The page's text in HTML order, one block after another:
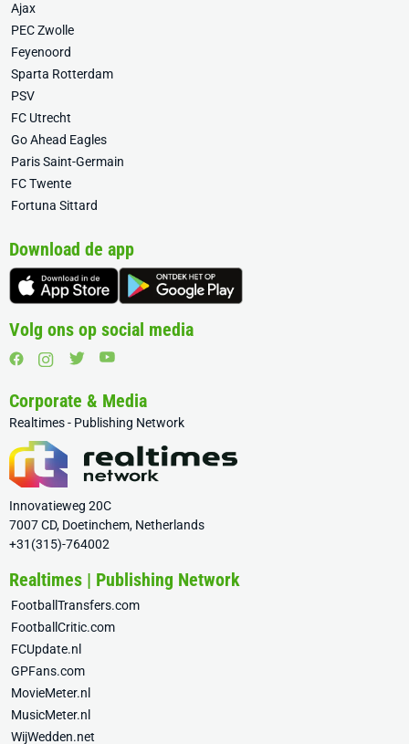
Ajax
PEC Zwolle
Feyenoord
Sparta Rotterdam
PSV
FC Utrecht
Go Ahead Eagles
Paris Saint-Germain
FC Twente
Fortuna Sittard
Download de app
Volg ons op social media
Corporate & Media
Realtimes - Publishing Network
Innovatieweg 20C
7007 CD, Doetinchem, Netherlands
+31(315)-764002
Realtimes | Publishing Network
FootballTransfers.com
FootballCritic.com
FCUpdate.nl
GPFans.com
MovieMeter.nl
MusicMeter.nl
WijWedden.net